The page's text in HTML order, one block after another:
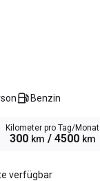
Benzin
Kilometer pro Tag/Monat
300 km / 4500 km
verfügbar